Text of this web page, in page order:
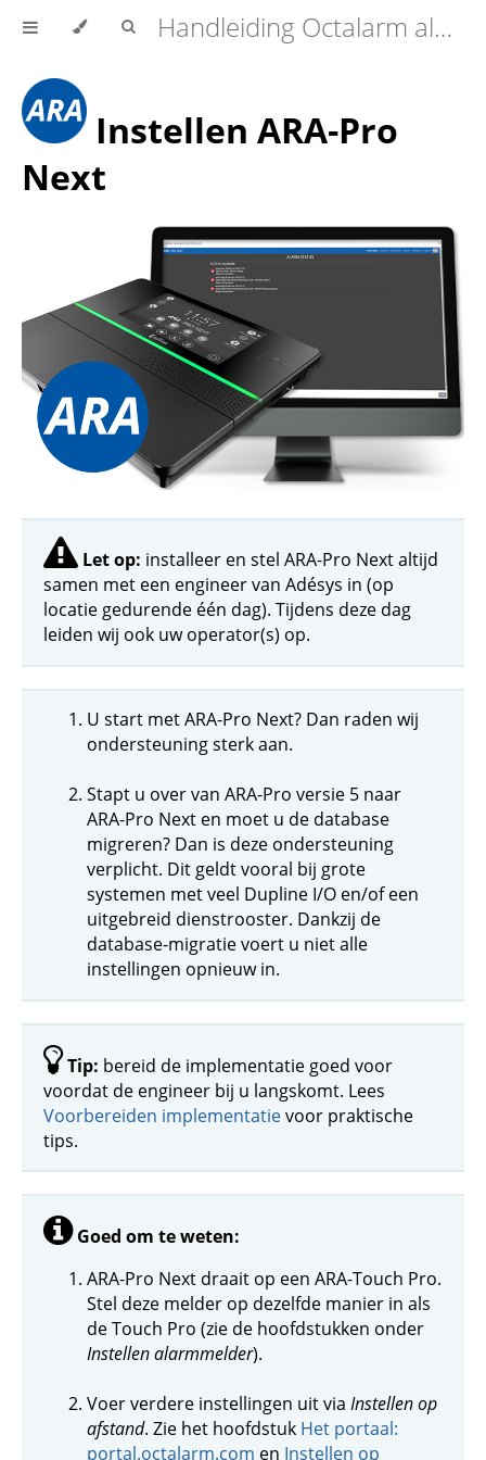
Handleiding Octalarm alarmmelders (Touch | Touch Pro | ARA-Pro Next)
Instellen ARA-Pro
Next
Let op: installeer en stel ARA-Pro Next altijd
samen met een engineer van Adésys in (op
locatie gedurende één dag). Tijdens deze dag
leiden wij ook uw operator(s) op.
U start met ARA-Pro Next? Dan raden wij
ondersteuning sterk aan.
Stapt u over van ARA-Pro versie 5 naar
ARA-Pro Next en moet u de database
migreren? Dan is deze ondersteuning
verplicht. Dit geldt vooral bij grote
systemen met veel Dupline I/O en/of een
uitgebreid dienstrooster. Dankzij de
database-migratie voert u niet alle
instellingen opnieuw in.
Tip: bereid de implementatie goed voor
voordat de engineer bij u langskomt. Lees
Voorbereiden implementatievoor praktische
tips.
Goed om te weten:
ARA-Pro Next draait op een ARA-Touch Pro.
Stel deze melder op dezelfde manier in als
de Touch Pro (zie de hoofdstukken onder
Instellen alarmmelder).
Voer verdere instellingen uit via Instellen op
afstand. Zie het hoofdstuk Het portaal:
portal.octalarm.com en Instellen op